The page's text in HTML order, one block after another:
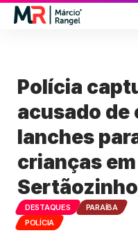
Polícia
acusado de
lanches
crianças em
DESTAQUES
PARAÍBA
POLÍCIA